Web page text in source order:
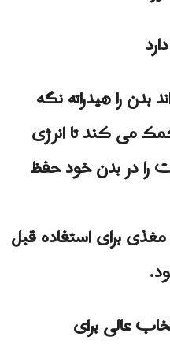
را هیدراته نگه
می کند تا انرژی
را در بدن خود حفظ
برای استفاده قبل
عالی برای